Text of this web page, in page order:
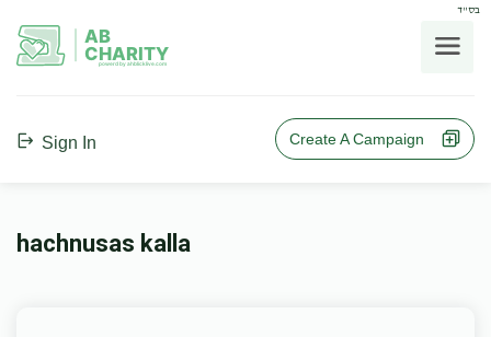
בס"ד
AB
CHARITY
powerd by ahblicklive.com
Sign In Create A Campaign
hachnusas kalla